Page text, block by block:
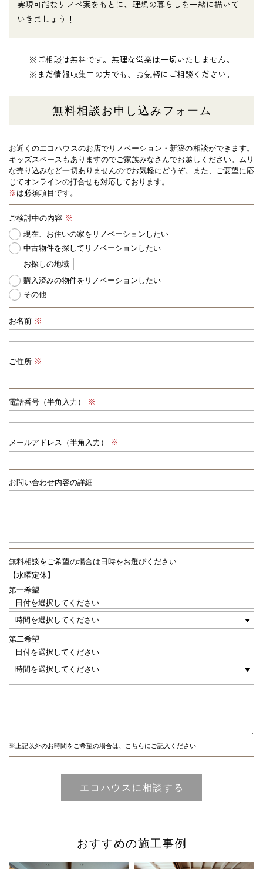
実現可能なリノベ案をもとに、理想の暮らしを一緒に描いて
いきましょう！
※ご相談は無料です。無理な営業は一切いたしません。
※まだ情報収集中の方でも、お気軽にご相談ください。
無料相談お申し込みフォーム
お近くのエコハウスのお店でリノベーション・新築の相談ができます。
キッズスペースもありますのでご家族みなさんでお越しください。
ムリ
な売り込みなど一切ありませんのでお気軽にどうぞ。また、ご要望に応
じてオンラインの打合せも対応しております。
※ は必須項目です。
ご検討中の内容
現在、お住いの家をリノベーションしたい
中古物件を探してリノベーションしたい
お探しの地域
購入済みの物件をリノベーションしたい
その他
お名前
ご住所
電話番号（半角入力）
メールアドレス（半角入力）
お問い合わせ内容の詳細
無料相談をご希望の場合は 日時をお選びください
【水曜定休】
第一希望
第二希望
※上記以外のお時間をご希望の場合は、こちらにご記入ください
おすすめの施工事例